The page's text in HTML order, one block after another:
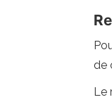
de
Le